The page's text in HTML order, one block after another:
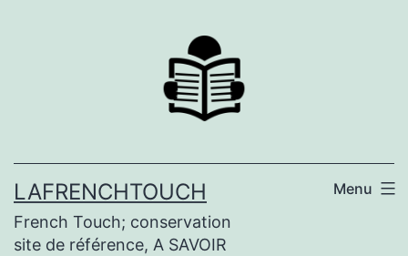
LAFRENCHTOUCH
French Touch; conservation
site de référence, A SAVOIR
Menu